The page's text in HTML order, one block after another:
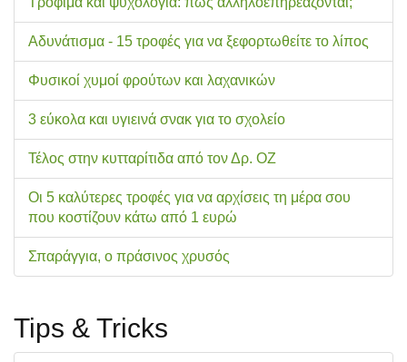
Αδυνάτισμα - 15 τροφές για να ξεφορτωθείτε το λίπος
Φυσικοί χυμοί φρούτων και λαχανικών
3 εύκολα και υγιεινά σνακ για το σχολείo
Τέλος στην κυτταρίτιδα από τον Δρ. ΟΖ
Οι 5 καλύτερες τροφές για να αρχίσεις τη μέρα σου
που κοστίζουν κάτω από 1 ευρώ
Σπαράγγια, ο πράσινος χρυσός
Tips & Tricks